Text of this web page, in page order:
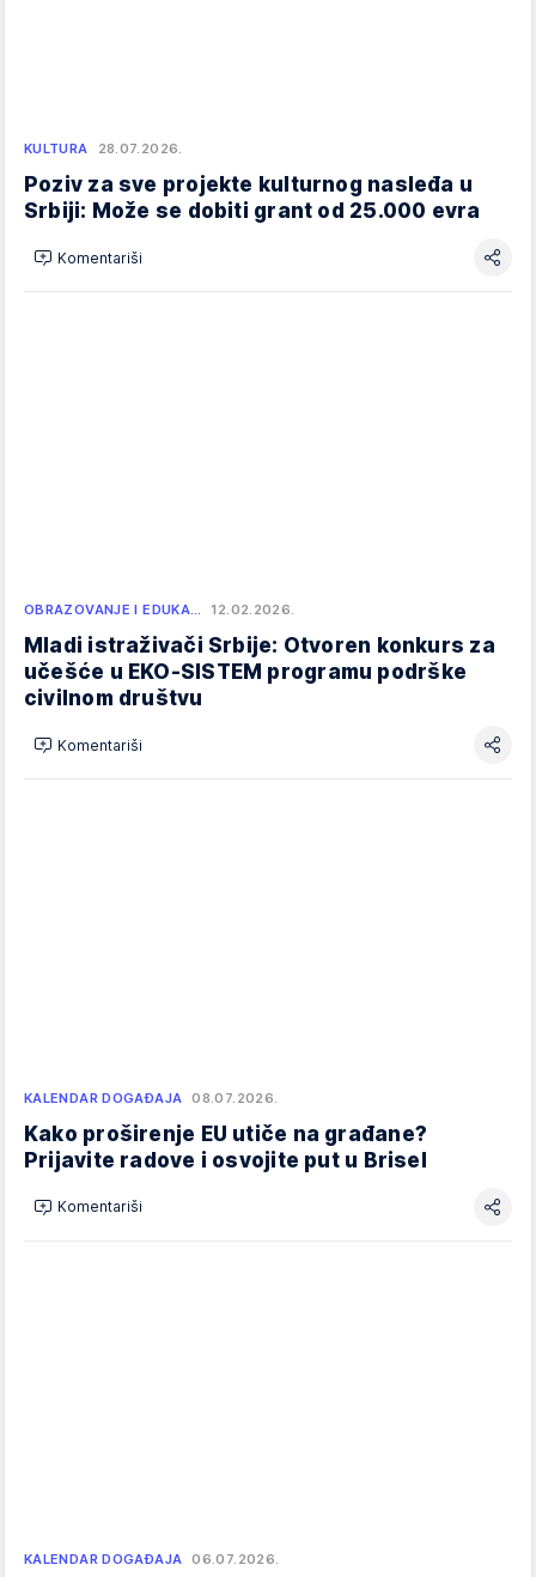
KULTURA 28.07.2026.
Poziv za sve projekte kulturnog nasleđa u
Srbiji: Može se dobiti grant od 25.000 evra
Komentariši
OBRAZOVANJE I EDUKA… 12.02.2026.
Mladi istraživači Srbije: Otvoren konkurs za
učešće u EKO-SISTEM programu podrške
civilnom društvu
Komentariši
KALENDAR DOGAĐAJA 08.07.2026.
Kako proširenje EU utiče na građane?
Prijavite radove i osvojite put u Brisel
Komentariši
KALENDAR DOGAĐAJA 06.07.2026.